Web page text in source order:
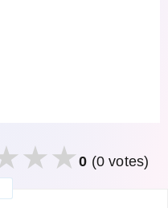
0 (0 votes)